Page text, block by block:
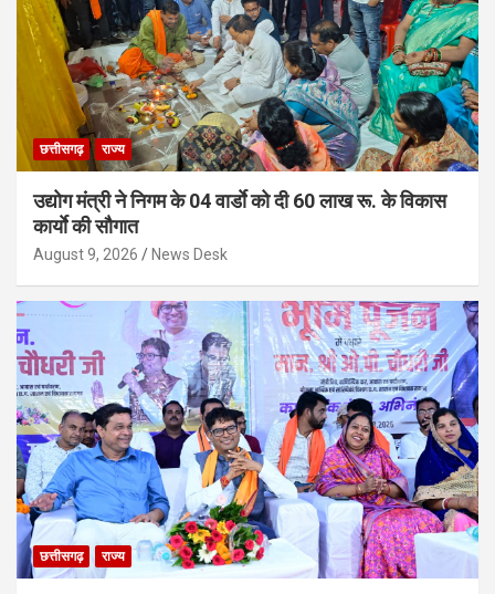
छत्तीसगढ़ राज्य
उद्योग मंत्री ने निगम के 04 वार्डाे को दी 60 लाख रू. के विकास
कार्याे की सौगात
August 9, 2026 News Desk
छत्तीसगढ़ राज्य